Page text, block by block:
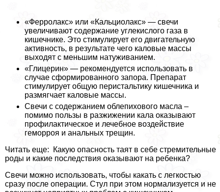
«Ферролакс» или «Кальциолакс» — свечи
увеличивают содержание углекислого газа в
кишечнике. Это стимулирует его двигательную
активность, в результате чего каловые массы
выходят с меньшим натуживанием.
«Глицерин» — рекомендуется использовать в
случае сформированного запора. Препарат
стимулирует общую перистальтику кишечника и
размягчает каловые массы.
Свечи с содержанием облепихового масла –
помимо пользы в разжижении кала оказывают
профилактическое и лечебное воздействие
геморроя и aнaльных трещин.
Читать еще: Какую опасность таят в себе стремительные
роды и какие последствия оказывают на ребенка?
Свечи можно использовать, чтобы какать с легкостью
сразу после операции. Стул при этом нормализуется и не